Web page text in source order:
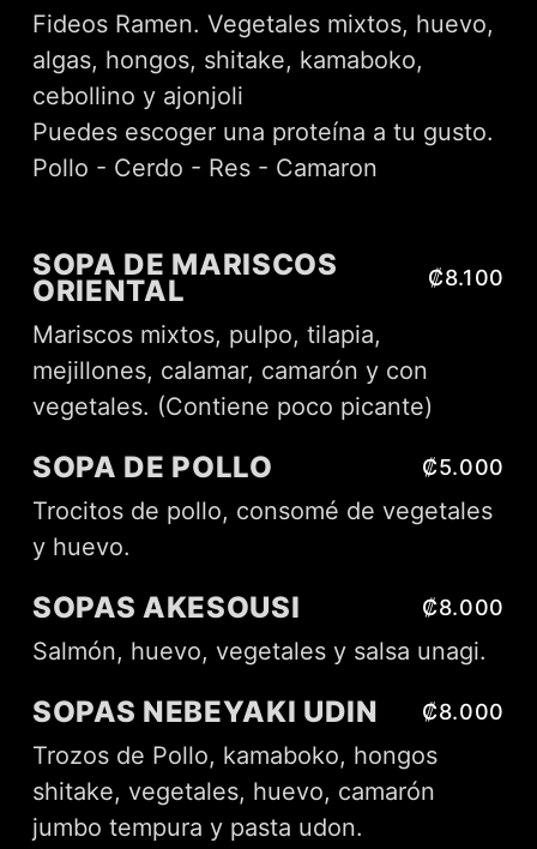
Fideos Ramen. Vegetales mixtos, huevo,
algas, hongos, shitake, kamaboko,
cebollino y ajonjoli
Puedes escoger una proteína a tu gusto.
Pollo - Cerdo - Res - Camaron
SOPA DE MARISCOS
ORIENTAL ₡8.100
Mariscos mixtos, pulpo, tilapia,
mejillones, calamar, camarón y con
vegetales. (Contiene poco picante)
SOPA DE POLLO ₡5.000
Trocitos de pollo, consomé de vegetales
y huevo.
SOPAS AKESOUSI ₡8.000
Salmón, huevo, vegetales y salsa unagi.
SOPAS NEBEYAKI UDIN ₡8.000
Trozos de Pollo, kamaboko, hongos
shitake, vegetales, huevo, camarón
jumbo tempura y pasta udon.